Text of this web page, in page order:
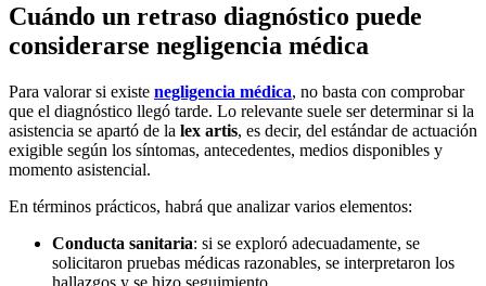
Cuándo un retraso diagnóstico puede
considerarse negligencia médica
Para valorar si existe negligencia médica, no basta con comprobar
que el diagnóstico llegó tarde. Lo relevante suele ser determinar si la
asistencia se apartó de la lex artis, es decir, del estándar de actuación
exigible según los síntomas, antecedentes, medios disponibles y
momento asistencial.
En términos prácticos, habrá que analizar varios elementos:
Conducta sanitaria: si se exploró adecuadamente, se
solicitaron pruebas médicas razonables, se interpretaron los
hallazgos y se hizo seguimiento.